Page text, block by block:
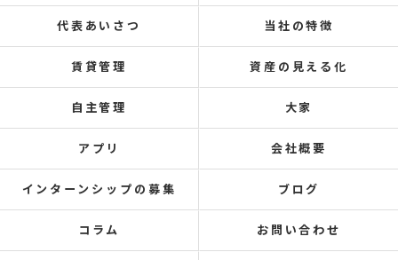
代表あいさつ 当社の特徴
賃貸管理 資産の見える化
自主管理 大家
アプリ 会社概要
インターンシップの募集 ブログ
コラム お問い合わせ